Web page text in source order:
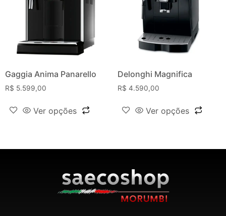
Gaggia Anima Panarello
R$ 5.599,00
Ver opções
Delonghi Magnifica
R$ 4.590,00
Ver opções